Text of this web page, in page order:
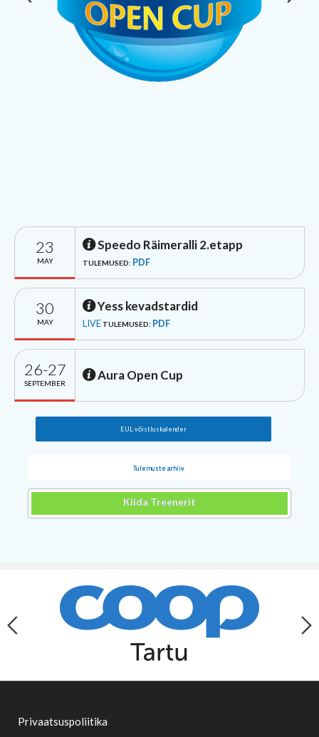
23
MAY
Speedo Räimeralli 2.etapp
TULEMUSED: PDF
30
MAY
Yess kevadstardid
LIVE TULEMUSED: PDF
26-27
SEPTEMBER
Aura Open Cup
EUL võistluskalender
Tulemuste arhiiv
Kiida Treenerit
Privaatsuspoliitika